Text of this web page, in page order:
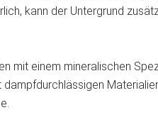
kann der Untergrund
mit einem mineralischen
dampfdurchlässigen